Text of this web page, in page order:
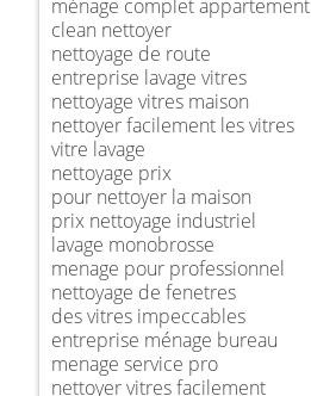
ménage complet appartement
clean nettoyer
nettoyage de route
entreprise lavage vitres
nettoyage vitres maison
nettoyer facilement les vitres
vitre lavage
nettoyage prix
pour nettoyer la maison
prix nettoyage industriel
lavage monobrosse
menage pour professionnel
nettoyage de fenetres
des vitres impeccables
entreprise ménage bureau
menage service pro
nettoyer vitres facilement